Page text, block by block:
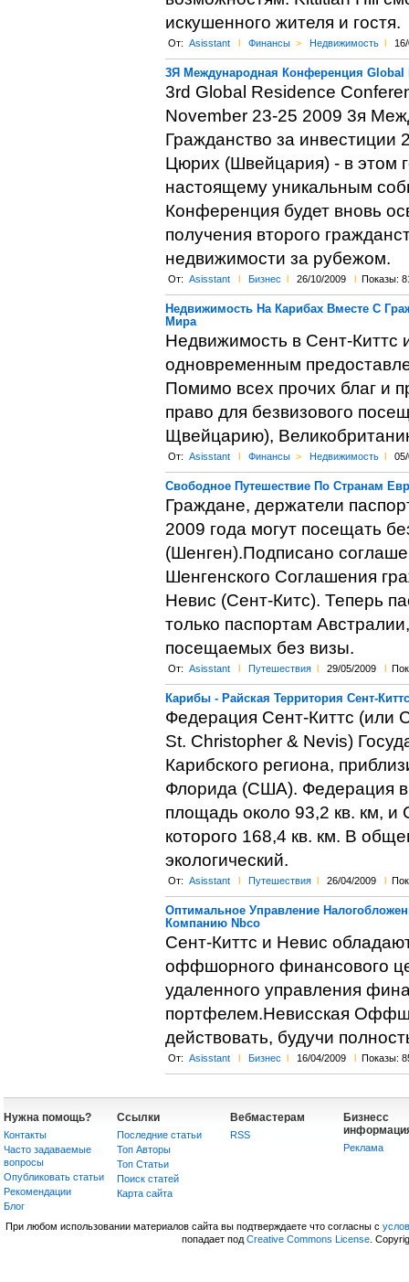
искушенного жителя и гостя.
От: Asisstant l Финансы > Недвижимость l
3Я Международная Конференция Global
3rd Global Residence
November 23-25 2009 3я
Гражданство за инвестиции
Цюрих (Швейцария) - в этом
настоящему уникальным
Конференция будет вновь
получения второго
недвижимости за рубежом.
От: Asisstant l Бизнес l 26/10/2009 l Показы:
Недвижимость На Карибах Вместе С
Мира
Недвижимость в Сент-Киттс
одновременным
Помимо всех прочих благ и
право для безвизового
Щвейцарию),
От: Asisstant l Финансы > Недвижимость l
Свободное Путешествие По Странам
Граждане, держатели
2009 года могут посещать
(Шенген).Подписано
Шенгенского Соглашения
Невис (Сент-Китс). Теперь
только паспортам
посещаемых без визы.
От: Asisstant l Путешествия l 29/05/2009 l
Карибы - Райская Территория Сент-
Федерация Сент-Киттс (или
St. Christopher & Nevis)
Карибского региона,
Флорида (США). Федерация
площадь около 93,2 кв. км,
которого 168,4 кв. км. В
экологический.
От: Asisstant l Путешествия l 26/04/2009 l
Оптимальное Управление
Компанию Nbco
Сент-Киттс и Невис
оффшорного финансового
удаленного управления
портфелем.Невисская
действовать, будучи
От: Asisstant l Бизнес l 16/04/2009 l Показы:
Нужна помощь?
Контакты
Часто задаваемые
вопросы
Опубликовать статьи
Рекомендации
Блог
Ссылки
Последние статьи
Топ Авторы
Топ Статьи
Поиск статей
Карта сайта
Вебмастерам
RSS
Бизнесс
Реклама
При любом использовании материалов сайта вы подтверждаете что согласны с
попадает под Creative Commons License.